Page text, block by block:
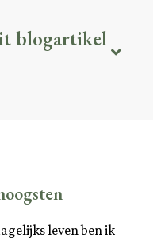
blogartikel
leven ben ik